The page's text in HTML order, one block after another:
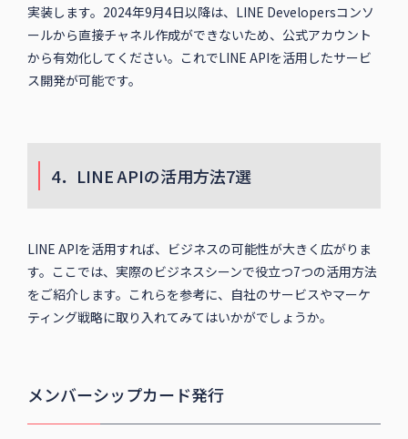
実装します。2024年9月4日以降は、LINE Developersコンソ
ールから直接チャネル作成ができないため、公式アカウント
から有効化してください。これでLINE APIを活用したサービ
ス開発が可能です。
4．LINE APIの活用方法7選
LINE APIを活用すれば、ビジネスの可能性が大きく広がりま
す。ここでは、実際のビジネスシーンで役立つ7つの活用方法
をご紹介します。これらを参考に、自社のサービスやマーケ
ティング戦略に取り入れてみてはいかがでしょうか。
メンバーシップカード発行